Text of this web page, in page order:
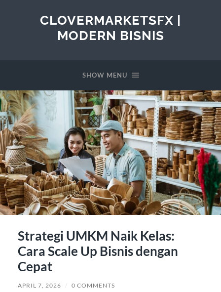
CLOVERMARKETSFX |
MODERN BISNIS
SHOW MENU
Strategi UMKM Naik Kelas:
Cara Scale Up Bisnis dengan
Cepat
APRIL 7, 2026 / 0 COMMENTS